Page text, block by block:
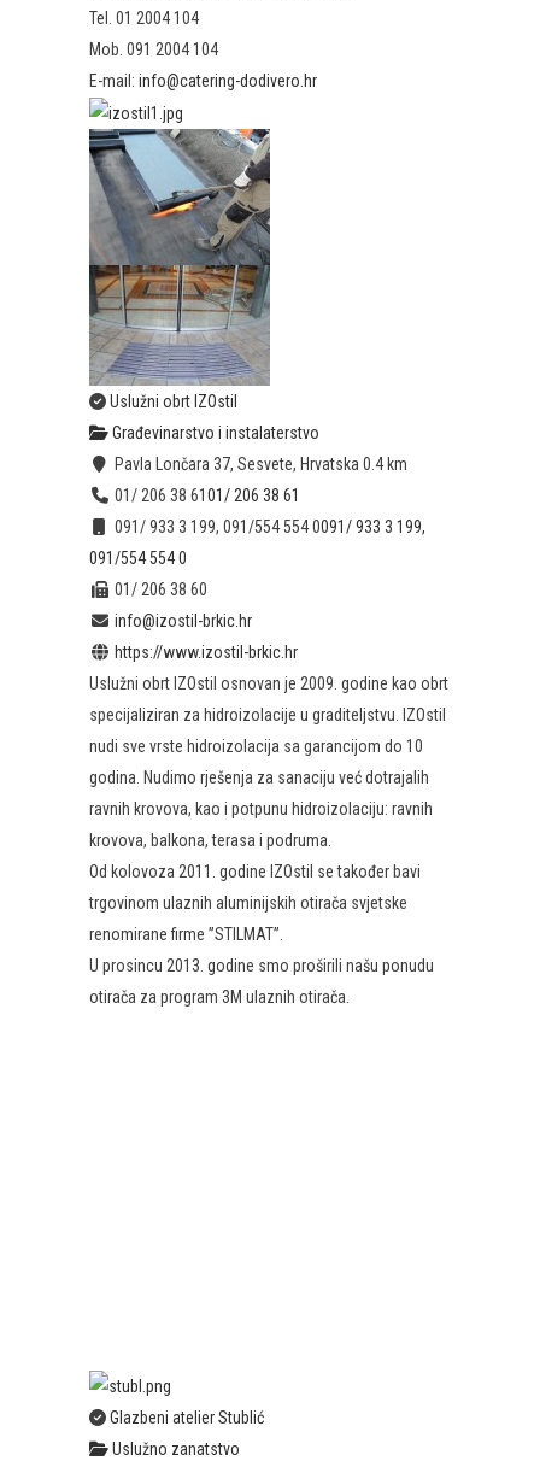
Tel. 01 2004 104
Mob. 091 2004 104
E-mail: info@catering-dodivero.hr
Uslužni obrt IZOstil
Građevinarstvo i instalaterstvo
Pavla Lončara 37, Sesvete, Hrvatska 0.4 km
01/ 206 38 6101/ 206 38 61
091/ 933 3 199, 091/554 554 0091/ 933 3 199,
091/554 554 0
01/ 206 38 60
info@izostil-brkic.hr
https://www.izostil-brkic.hr
Uslužni obrt IZOstil osnovan je 2009. godine kao obrt
specijaliziran za hidroizolacije u graditeljstvu. IZOstil
nudi sve vrste hidroizolacija sa garancijom do 10
godina. Nudimo rješenja za sanaciju već dotrajalih
ravnih krovova, kao i potpunu hidroizolaciju: ravnih
krovova, balkona, terasa i podruma.
Od kolovoza 2011. godine IZOstil se također bavi
trgovinom ulaznih aluminijskih otirača svjetske
renomirane firme ”STILMAT”.
U prosincu 2013. godine smo proširili našu ponudu
otirača za program 3M ulaznih otirača.
Glazbeni atelier Stublić
Uslužno zanatstvo